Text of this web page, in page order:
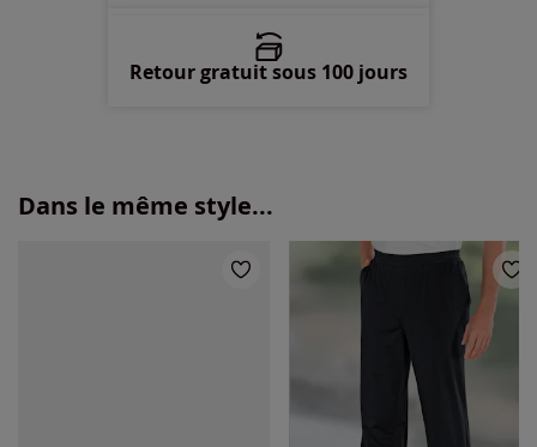
Retour gratuit sous 100 jours
Dans le même style...